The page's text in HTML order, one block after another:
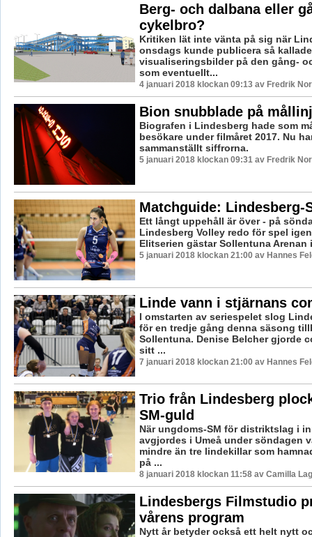
Berg- och dalbana eller
cykelbro?
Kritiken lät inte vänta på sig när
onsdags kunde publicera så kallade
visualiseringsbilder på den gång-
som eventuellt...
4 januari 2018 klockan 09:13 av Fredrik
Bion snubblade på
Biografen i Lindesberg hade som
besökare under filmåret 2017. Nu
sammanställt siffrorna.
5 januari 2018 klockan 09:31 av Fredrik
Matchguide: Lindesberg-
Ett långt uppehåll är över - på
Lindesberg Volley redo för spel
Elitserien gästar Sollentuna Arenan
5 januari 2018 klockan 21:00 av Hannes
Linde vann i stjärnans
I omstarten av seriespelet slog
för en tredje gång denna säsong
Sollentuna. Denise Belcher gjorde
sitt ...
7 januari 2018 klockan 21:00 av Hannes
Trio från Lindesberg
SM-guld
När ungdoms-SM för distriktslag i
avgjordes i Umeå under söndagen
mindre än tre lindekillar som
på ...
8 januari 2018 klockan 11:58 av Camilla
Lindesbergs Filmstudio
vårens program
Nytt år betyder också ett helt nytt